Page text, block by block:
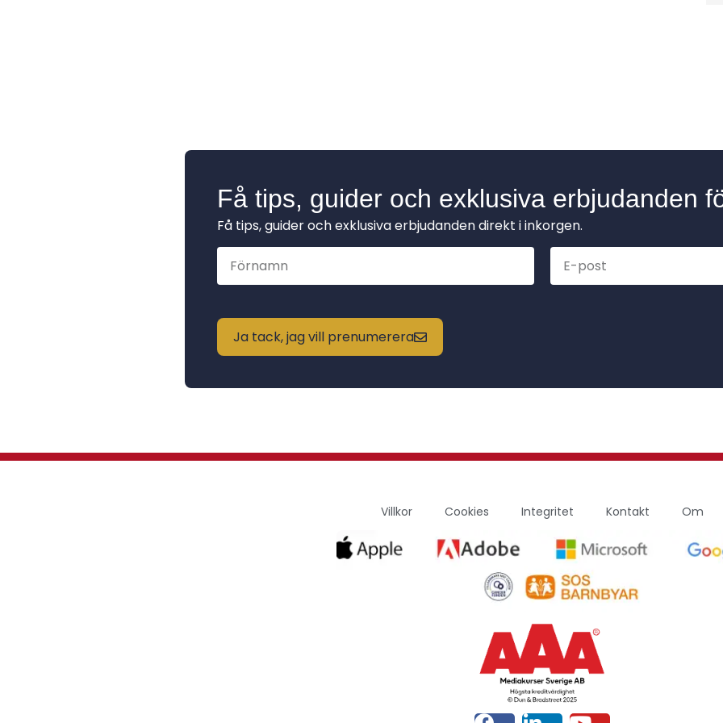
Få tips, guider och exklusiva erbjudanden
Få tips, guider och exklusiva erbjudanden direkt i inkorgen.
Ja tack, jag vill prenumerera
Villkor Cookies Integritet Kontakt Om